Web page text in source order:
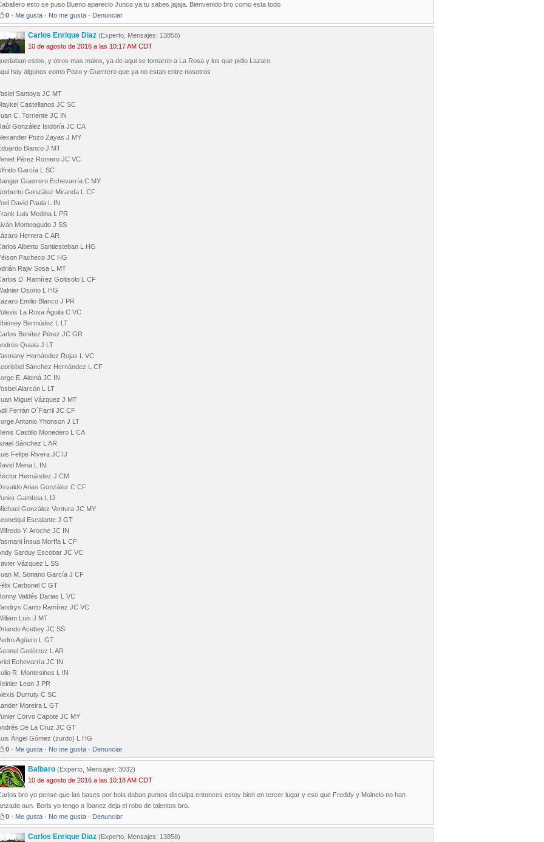
esto se puso Bueno aparecio Junco ya tu sabes jajaja. Bienvenido bro como esta todo
0 · Me gusta · No me gusta · Denunciar
Carlos Enrique Diaz (Experto, Mensajes: 13858)
10 de agosto de 2016 a las 10:17 AM CDT
estos, y otros mas malos, ya de aqui se tomaron a La Rosa y los que pidio Lazaro
hay algunos como Pozo y Guerrero que ya no estan entre nosotros
Santoya JC MT
Castellanos JC SC
C. Torriente JC IN
González Isidoría JC CA
Pozo Zayas J MY
Blanco J MT
Pérez Romero JC VC
García L SC
Guerrero Echevarría C MY
González Miranda L CF
David Paula L IN
Luis Medina L PR
Monteagudo J SS
Herrera C AR
Alberto Santiesteban L HG
Pacheco JC HG
Rajiv Sosa L MT
D. Ramírez Goitisolo L CF
Osorio L HG
Emilio Blanco J PR
La Rosa Águila C VC
Bermúdez L LT
Benítez Pérez JC GR
Quiala J LT
Hernández Rojas L VC
Sánchez Hernández L CF
E. Alomá JC IN
Alarcón L LT
Miguel Vázquez J MT
Ferrán O´Farril JC CF
Antonio Yhonson J LT
Castillo Monedero L CA
Sánchez L AR
Felipe Rivera JC IJ
Mena L IN
Hernández J CM
Arias González C CF
Gamboa L IJ
González Ventura JC MY
Escalante J GT
Y. Aroche JC IN
Ínsua Morffa L CF
Sarduy Escobar JC VC
Vázquez L SS
M. Soriano García J CF
Carbonel C GT
Valdés Darias L VC
Canto Ramírez JC VC
Luis J MT
Acebey JC SS
Agüero L GT
Gutiérrez L AR
Echevarría JC IN
R. Montesinos L IN
Leon J PR
Durruty C SC
Moreira L GT
Corvo Capote JC MY
De La Cruz JC GT
Ángel Gómez (zurdo) L HG
0 · Me gusta · No me gusta · Denunciar
Balbaro (Experto, Mensajes: 3032)
10 de agosto de 2016 a las 10:18 AM CDT
bro yo pense que las bases por bola daban puntos disculpa entonces estoy bien en tercer lugar y eso que Freddy y Moinelo no han
aun. Boris yo tengo a Ibanez deja el robo de talentos bro.
0 · Me gusta · No me gusta · Denunciar
Carlos Enrique Diaz (Experto, Mensajes: 13858)